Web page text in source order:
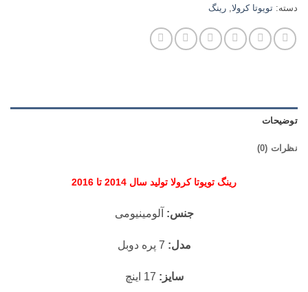
دسته: تویوتا کرولا, رینگ
توضیحات
نظرات (0)
رینگ تویوتاکرولا تولید سال 2014 تا 2016
جنس: آلومینیومی
مدل:
سایز: 17 اینچ